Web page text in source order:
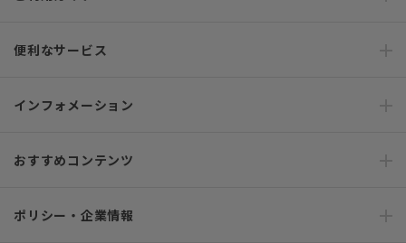
便利なサービス
インフォメーション
おすすめコンテンツ
ポリシー・企業情報